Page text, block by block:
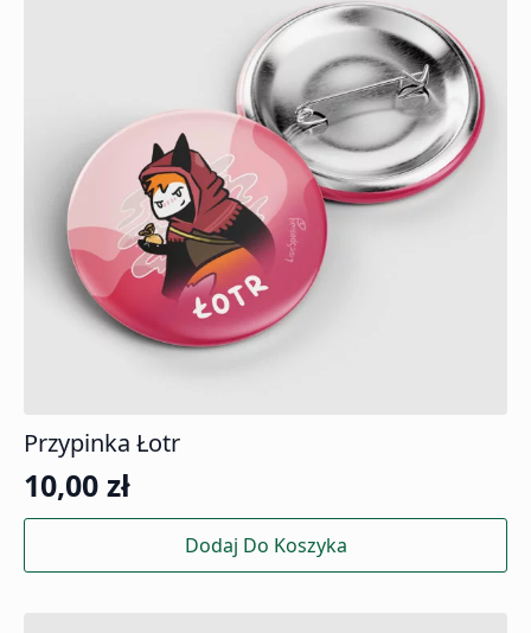
Przypinka Łotr
10,00 zł
Dodaj Do Koszyka